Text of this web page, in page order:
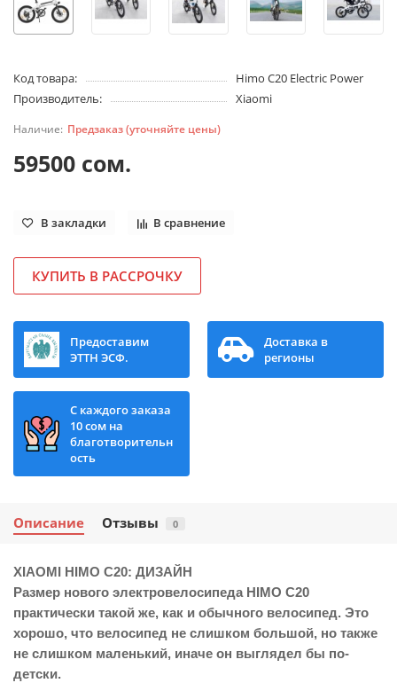
Код товара:
Himo С20 Electric Power
Производитель:
Xiaomi
Предзаказ (уточняйте цены)
59500 сом.
В закладки В сравнение
КУПИТЬ В РАССРОЧКУ
Предоставим
ЭТТН ЭСФ.
Доставка в
регионы
С каждого заказа
10 сом на
благотворительн
ость
Описание Отзывы 0
XIAOMI HIMO C20: ДИЗАЙН
Размер нового электровелосипеда HIMO C20
практически такой же, как и обычного велосипед. Это
хорошо, что велосипед не слишком большой, но также
не слишком маленький, иначе он выглядел бы по-
детски.